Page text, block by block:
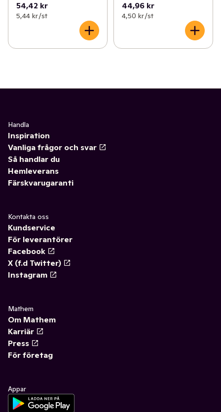
54,42 kr
5,44 kr /st
44,96 kr
4,50 kr /st
Handla
Inspiration
Vanliga frågor och svar
Så handlar du
Hemleverans
Färskvarugaranti
Kontakta oss
Kundservice
För leverantörer
Facebook
X (f.d Twitter)
Instagram
Mathem
Om Mathem
Karriär
Press
För företag
Appar